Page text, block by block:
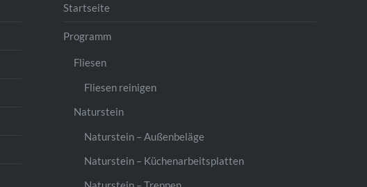
Startseite
Programm
Fliesen
Fliesen reinigen
Naturstein
Naturstein – Außenbeläge
Naturstein – Küchenarbeitsplatten